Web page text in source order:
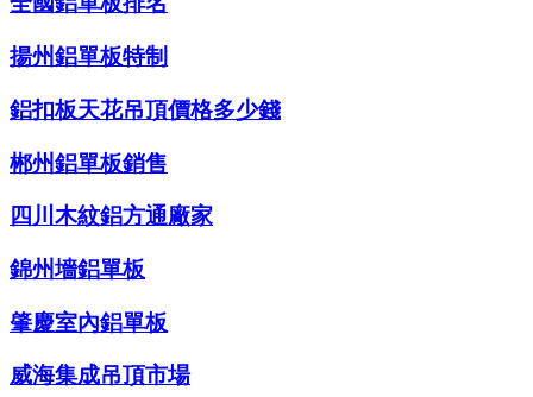
揚州鋁單板特制
鋁扣板天花吊頂價格多少錢
郴州鋁單板銷售
四川木紋鋁方通廠家
錦州墻鋁單板
肇慶室內鋁單板
威海集成吊頂市場